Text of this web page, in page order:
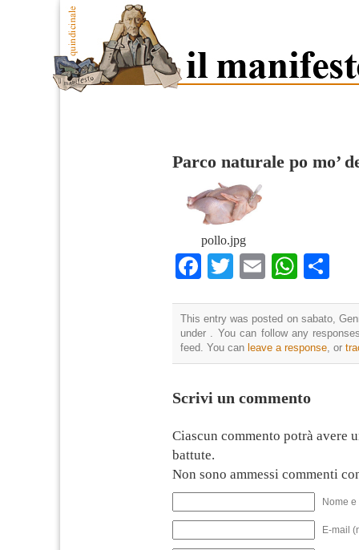
Parco naturale po mo’
pollo.jpg
Facebook
TwitterEmail
This entry was posted on sabato,
under . You can follow any
feed. You can leave a response , or
Scrivi un commento
Ciascun commento potrà avere
battute.
Non sono ammessi commenti
Nome
E-mail